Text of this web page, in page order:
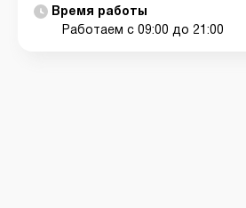
Время работы
Работаем с 09:00 до 21:00